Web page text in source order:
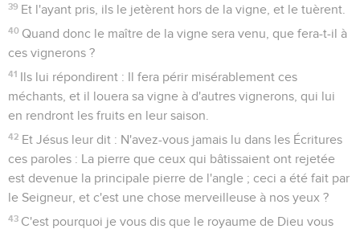
39 Et l'ayant pris, ils le jetèrent hors de la vigne, et le tuèrent.
40 Quand donc le maître de la vigne sera venu, que fera-t-il à
ces vignerons ?
41 Ils lui répondirent : Il fera périr misérablement ces
méchants, et il louera sa vigne à d'autres vignerons, qui lui
en rendront les fruits en leur saison.
42 Et Jésus leur dit : N'avez-vous jamais lu dans les Écritures
ces paroles : La pierre que ceux qui bâtissaient ont rejetée
est devenue la principale pierre de l'angle ; ceci a été fait par
le Seigneur, et c'est une chose merveilleuse à nos yeux ?
43 C'est pourquoi je vous dis que le royaume de Dieu vous